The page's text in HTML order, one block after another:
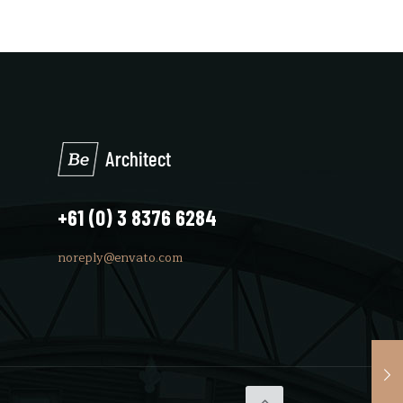
+61 (0) 3 8376 6284
noreply@envato.com